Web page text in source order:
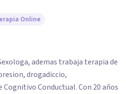
Online
ademas trabaja terapia de
drogadiccio,
Conductual. Con 20 años